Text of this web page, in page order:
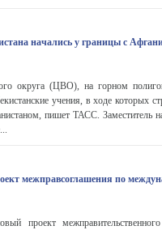
начались у границы с
округа (ЦВО), на горном
учения, в ходе которых
пишет ТАСС. Заместитель
межправсоглашения по
проект